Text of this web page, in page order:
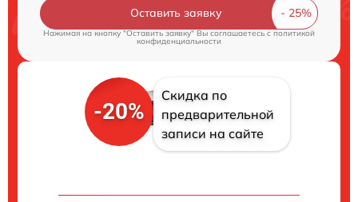
Оставить заявку
Нажимая на кнопку "Оставить заявку" Вы соглашаетесь cполитикой
конфиденциальности
-20%
Скидка по
предварительной
записи на сайте